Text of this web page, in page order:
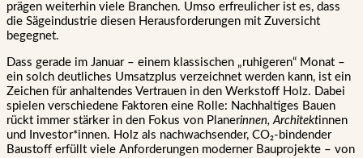
prägen weiterhin viele Branchen. Umso erfreulicher ist es, dass
die Sägeindustrie diesen Herausforderungen mit Zuversicht
begegnet.
Dass gerade im Januar – einem klassischen „ruhigeren“ Monat –
ein solch deutliches Umsatzplus verzeichnet werden kann, ist ein
Zeichen für anhaltendes Vertrauen in den Werkstoff Holz. Dabei
spielen verschiedene Faktoren eine Rolle: Nachhaltiges Bauen
rückt immer stärker in den Fokus von Planerinnen, Architektinnen
und Investor*innen. Holz als nachwachsender, CO₂-bindender
Baustoff erfüllt viele Anforderungen moderner Bauprojekte – von